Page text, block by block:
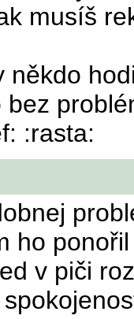
musíš
někdo
:rasta:
ho
v piči